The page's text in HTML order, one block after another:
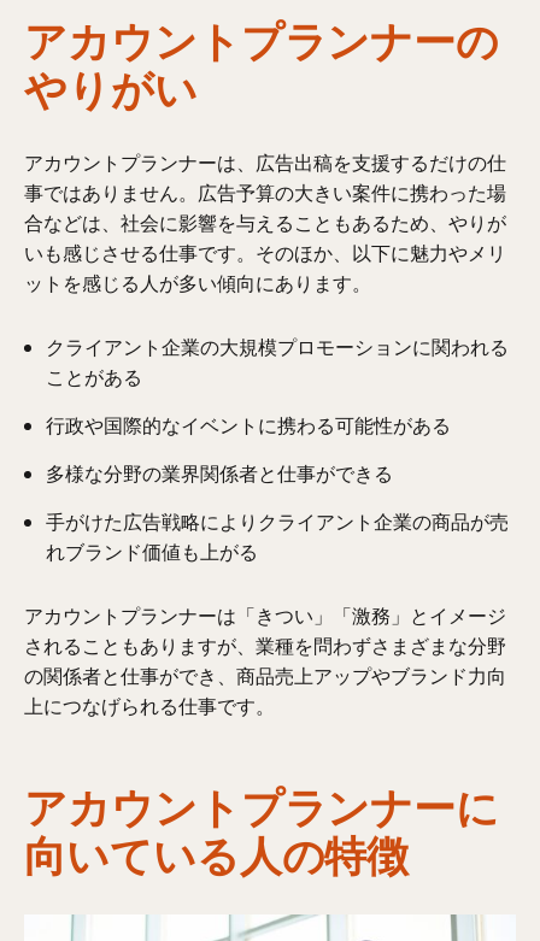
アカウントプランナーの
やりがい
アカウントプランナーは、広告出稿を支援するだけの仕
事ではありません。広告予算の大きい案件に携わった場
合などは、社会に影響を与えることもあるため、やりが
いも感じさせる仕事です。そのほか、以下に魅力やメリ
ットを感じる人が多い傾向にあります。
クライアント企業の大規模プロモーションに関われる
ことがある
行政や国際的なイベントに携わる可能性がある
多様な分野の業界関係者と仕事ができる
手がけた広告戦略によりクライアント企業の商品が売
れブランド価値も上がる
アカウントプランナーは「きつい」「激務」とイメージ
されることもありますが、業種を問わずさまざまな分野
の関係者と仕事ができ、商品売上アップやブランド力向
上につなげられる仕事です。
アカウントプランナーに
向いている人の特徴